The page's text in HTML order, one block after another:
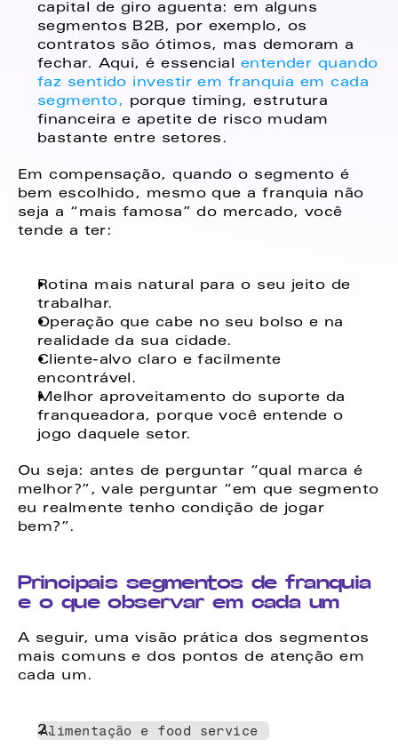
capital de giro aguenta: em alguns
segmentos B2B, por exemplo, os
contratos são ótimos, mas demoram a
fechar. Aqui, é essencial entender quando
faz sentido investir em franquia em cada
segmento,
porque timing, estrutura
financeira e apetite de risco mudam
bastante entre setores.
Em compensação, quando o segmento é
bem escolhido, mesmo que a franquia não
seja a “mais famosa” do mercado, você
tende a ter:
Rotina mais natural para o seu jeito de
trabalhar.
Operação que cabe no seu bolso e na
realidade da sua cidade.
Cliente-alvo claro e facilmente
encontrável.
Melhor aproveitamento do suporte da
franqueadora, porque você entende o
jogo daquele setor.
Ou seja: antes de perguntar “qual marca é
melhor?”, vale perguntar “em que segmento
eu realmente tenho condição de jogar
bem?”.
Principais segmentos de franquia
e o que observar em cada um
A seguir, uma visão prática dos segmentos
mais comuns e dos pontos de atenção em
cada um.
Alimentação e food service